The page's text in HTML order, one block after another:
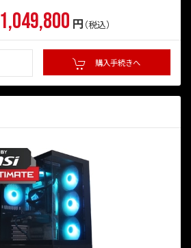
1,049,800 円（税込）
購入手続きへ